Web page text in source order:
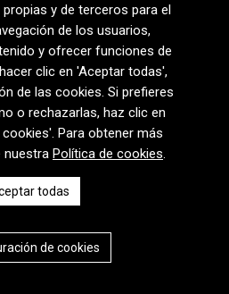
· General Prim 5, 2n · Barcelona
· F+34 938 170 301
privacidad|Política de cookies
CAT
ESP
y de terceros para el
de los usuarios,
y ofrecer funciones de
clic en 'Aceptar todas',
de las cookies. Si prefieres
o rechazarlas, haz clic en
Para obtener más
nuestra Política de cookies.
todas
de cookies